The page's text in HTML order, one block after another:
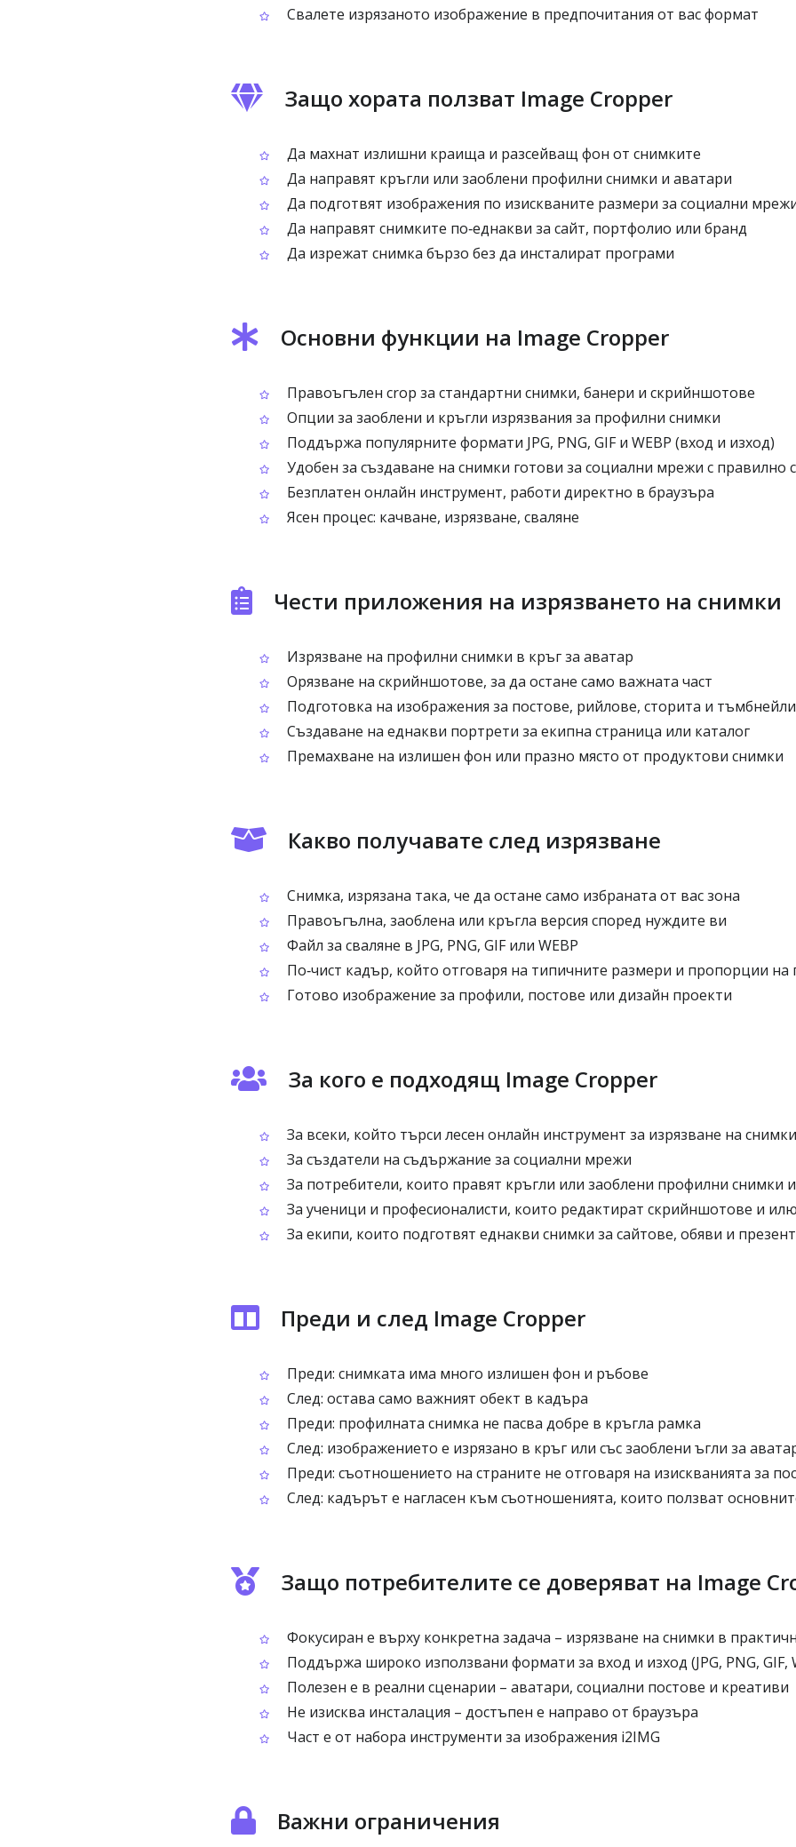
Свалете изрязаното изображение в предпочитания от вас формат
Защо хората ползват Image Cropper
Да махнат излишни краища и разсейващ фон от снимките
Да направят кръгли или заоблени профилни снимки и аватари
Да подготвят изображения по изискваните размери за социални
Да направят снимките по‑еднакви за сайт, портфолио или бранд
Да изрежат снимка бързо без да инсталират програми
Основни функции на Image Cropper
Правоъгълен crop за стандартни снимки, банери и скрийншотове
Опции за заоблени и кръгли изрязвания за профилни снимки
Поддържа популярните формати JPG, PNG, GIF и WEBP (вход и изход)
Удобен за създаване на снимки готови за социални мрежи с правилно
Безплатен онлайн инструмент, работи директно в браузъра
Ясен процес: качване, изрязване, сваляне
Чести приложения на изрязването на снимки
Изрязване на профилни снимки в кръг за аватар
Орязване на скрийншотове, за да остане само важната част
Подготовка на изображения за постове, рийлове, сторита и тъмбнейли
Създаване на еднакви портрети за екипна страница или каталог
Премахване на излишен фон или празно място от продуктови снимки
Какво получавате след изрязване
Снимка, изрязана така, че да остане само избраната от вас зона
Правоъгълна, заоблена или кръгла версия според нуждите ви
Файл за сваляне в JPG, PNG, GIF или WEBP
По‑чист кадър, който отговаря на типичните размери и пропорции
Готово изображение за профили, постове или дизайн проекти
За кого е подходящ Image Cropper
За всеки, който търси лесен онлайн инструмент за изрязване на снимки
За създатели на съдържание за социални мрежи
За потребители, които правят кръгли или заоблени профилни снимки
За ученици и професионалисти, които редактират скрийншотове и
За екипи, които подготвят еднакви снимки за сайтове, обяви и
Преди и след Image Cropper
Преди: снимката има много излишен фон и ръбове
След: остава само важният обект в кадъра
Преди: профилната снимка не пасва добре в кръгла рамка
След: изображението е изрязано в кръг или със заоблени ъгли за
Преди: съотношението на страните не отговаря на изискванията за
След: кадърът е нагласен към съотношенията, които ползват
Защо потребителите се доверяват на Image
Фокусиран е върху конкретна задача – изрязване на снимки в
Поддържа широко използвани формати за вход и изход (JPG, PNG, GIF,
Полезен е в реални сценарии – аватари, социални постове и креативи
Не изисква инсталация – достъпен е направо от браузъра
Част е от набора инструменти за изображения i2IMG
Важни ограничения